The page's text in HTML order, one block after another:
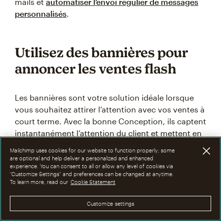
personnalisés.
Utilisez des bannières pour
annoncer les ventes flash
Les bannières sont votre solution idéale lorsque
vous souhaitez attirer l’attention avec vos ventes à
court terme. Avec la bonne Conception, ils captent
instantanément l’attention du client et mettent en
Utilisez les bannières pour annoncer vos offres à
durée limitée en les plaçant sur votre site Web ou
dans vos campagnes par e-mail. Les comptes à
rebours font toute la différence si vous souhaitez
ajouter un sentiment d’urgence.
Mailchimp uses cookies for our website to function properly; some
are optional and help deliver a personalized and enhanced
experience. You can consent to all or allow any level of cookies via
“Customize Settings” and preferences can be changed at anytime.
To learn more, read our Cookie Statement
Customize settings